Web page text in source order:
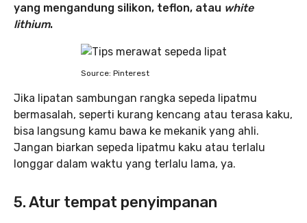
yang mengandung silikon, teflon, atau white
lithium.
Source: Pinterest
Jika lipatan sambungan rangka sepeda lipatmu
bermasalah, seperti kurang kencang atau terasa kaku,
bisa langsung kamu bawa ke mekanik yang ahli.
Jangan biarkan sepeda lipatmu kaku atau terlalu
longgar dalam waktu yang terlalu lama, ya.
5. Atur tempat penyimpanan